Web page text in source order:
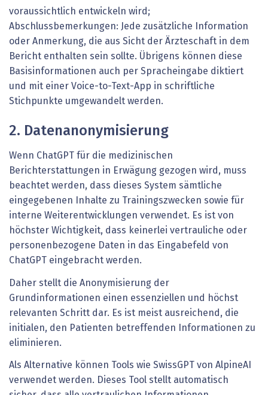
voraussichtlich entwickeln wird;
Abschlussbemerkungen: Jede zusätzliche Information
oder Anmerkung, die aus Sicht der Ärzteschaft in dem
Bericht enthalten sein sollte. Übrigens können diese
Basisinformationen auch per Spracheingabe diktiert
und mit einer Voice-to-Text-App in schriftliche
Stichpunkte umgewandelt werden.
2. Datenanonymisierung
Wenn ChatGPT für die medizinischen
Berichterstattungen in Erwägung gezogen wird, muss
beachtet werden, dass dieses System sämtliche
eingegebenen Inhalte zu Trainingszwecken sowie für
interne Weiterentwicklungen verwendet. Es ist von
höchster Wichtigkeit, dass keinerlei vertrauliche oder
personenbezogene Daten in das Eingabefeld von
ChatGPT eingebracht werden.
Daher stellt die Anonymisierung der
Grundinformationen einen essenziellen und höchst
relevanten Schritt dar. Es ist meist ausreichend, die
initialen, den Patienten betreffenden Informationen zu
eliminieren.
Als Alternative können Tools wie SwissGPT von AlpineAI
verwendet werden. Dieses Tool stellt automatisch